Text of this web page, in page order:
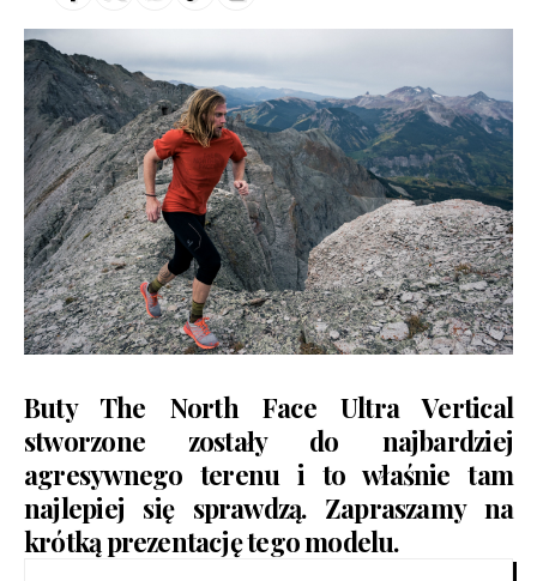
Buty The North Face Ultra Vertical
stworzone zostały do najbardziej
agresywnego terenu i to właśnie tam
najlepiej się sprawdzą. Zapraszamy na
krótką prezentację tego modelu.